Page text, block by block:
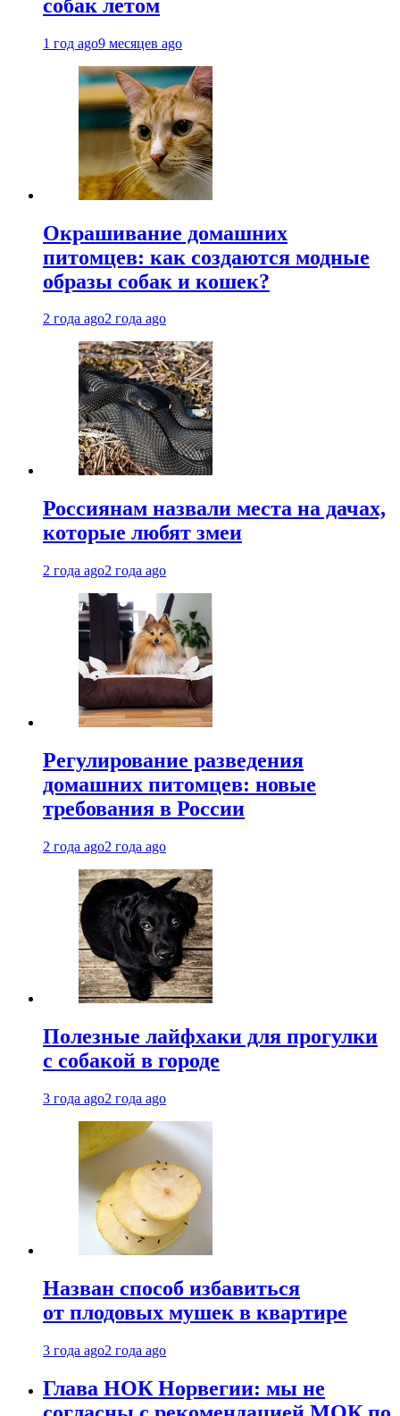
собак летом
1 год ago9 месяцев ago
Окрашивание домашних
питомцев: как создаются модные
образы собак и кошек?
2 года ago2 года ago
Россиянам назвали места на дачах,
которые любят змеи
2 года ago2 года ago
Регулирование разведения
домашних питомцев: новые
требования в России
2 года ago2 года ago
Полезные лайфхаки для прогулки
с собакой в городе
3 года ago2 года ago
Назван способ избавиться
от плодовых мушек в квартире
3 года ago2 года ago
Глава НОК Норвегии: мы не